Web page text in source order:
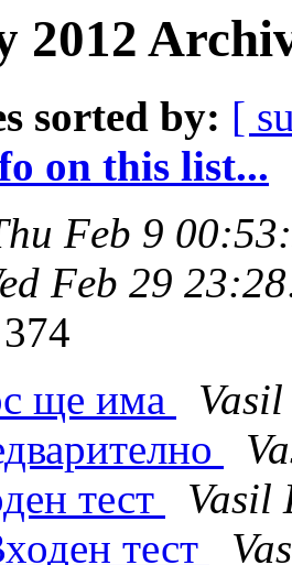
2012
sorted by: [
on this list...
Feb 9
Feb 29
374
ще има
тест
Vasil
тест